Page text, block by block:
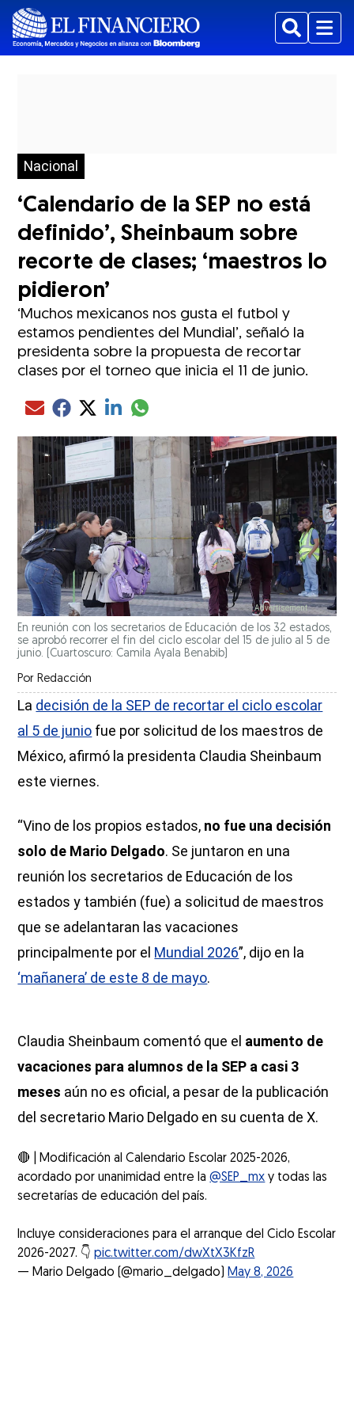
BuscarMenu
Nacional
‘Calendario de la SEP no está
definido’, Sheinbaum sobre
recorte de clases; ‘maestros lo
pidieron’
‘Muchos mexicanos nos gusta el futbol y
estamos pendientes del Mundial’, señaló la
presidenta sobre la propuesta de recortar
clases por el torneo que inicia el 11 de junio.
Compartir el artículo actual mediante Email
Compartir el artículo actual mediante Facebook
Compartir el artículo actual mediante Twitter
Compartir el artículo actual mediante LinkedIn
Compartir el artículo actual mediante
En reunión con los secretarios de Educación de los 32 estados,
se aprobó recorrer el fin del ciclo escolar del 15 de julio al 5 de
junio.
(Cuartoscuro: Camila Ayala Benabib)
Por Redacción
La decisión de la SEP de recortar el ciclo escolar
al 5 de junio fue por solicitud de los maestros de
México, afirmó la presidenta Claudia Sheinbaum
este viernes.
“Vino de los propios estados, no fue una decisión
solo de Mario Delgado. Se juntaron en una
reunión los secretarios de Educación de los
estados y también (fue) a solicitud de maestros
que se adelantaran las vacaciones
principalmente por el Mundial 2026”, dijo en la
‘mañanera’ de este 8 de mayo.
Claudia Sheinbaum comentó que el aumento de
vacaciones para alumnos de la SEP a casi 3
meses aún no es oficial, a pesar de la publicación
del secretario Mario Delgado en su cuenta de X.
🔴 | Modificación al Calendario Escolar 2025-2026,
acordado por unanimidad entre la@SEP_mx y todas las
secretarías de educación del país.
Incluye consideraciones para el arranque del Ciclo Escolar
2026-2027. 👇pic.twitter.com/dwXtX3KfzR
— Mario Delgado (@mario_delgado) May 8, 2026